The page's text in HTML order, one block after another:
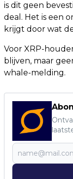
is dit geen
deal. Het is een
krijgt door wat
Voor XRP-
blijven, maar
whale-melding.